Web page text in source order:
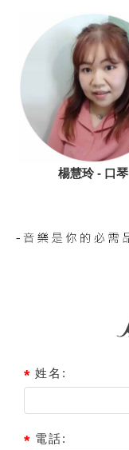
楊慧玲 - 口琴
姓名:
電話: